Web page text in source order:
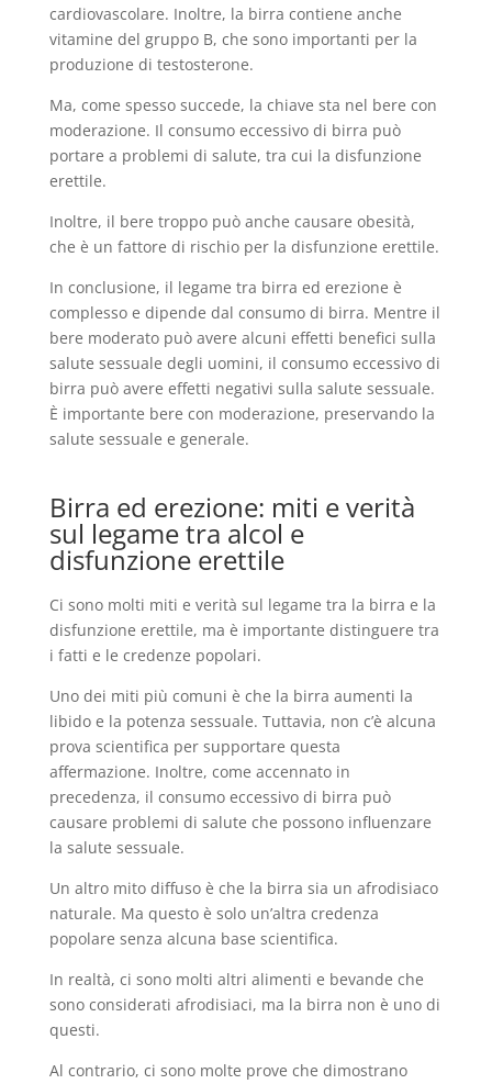
cardiovascolare. Inoltre, la birra contiene anche
vitamine del gruppo B, che sono importanti per la
produzione di testosterone.
Ma, come spesso succede, la chiave sta nel bere con
moderazione. Il consumo eccessivo di birra può
portare a problemi di salute, tra cui la disfunzione
erettile.
Inoltre, il bere troppo può anche causare obesità,
che è un fattore di rischio per la disfunzione erettile.
In conclusione, il legame tra birra ed erezione è
complesso e dipende dal consumo di birra. Mentre il
bere moderato può avere alcuni effetti benefici sulla
salute sessuale degli uomini, il consumo eccessivo di
birra può avere effetti negativi sulla salute sessuale.
È importante bere con moderazione, preservando la
salute sessuale e generale.
Birra ed erezione: miti e verità
sul legame tra alcol e
disfunzione erettile
Ci sono molti miti e verità sul legame tra la birra e la
disfunzione erettile, ma è importante distinguere tra
i fatti e le credenze popolari.
Uno dei miti più comuni è che la birra aumenti la
libido e la potenza sessuale. Tuttavia, non c’è alcuna
prova scientifica per supportare questa
affermazione. Inoltre, come accennato in
precedenza, il consumo eccessivo di birra può
causare problemi di salute che possono influenzare
la salute sessuale.
Un altro mito diffuso è che la birra sia un afrodisiaco
naturale. Ma questo è solo un’altra credenza
popolare senza alcuna base scientifica.
In realtà, ci sono molti altri alimenti e bevande che
sono considerati afrodisiaci, ma la birra non è uno di
questi.
Al contrario, ci sono molte prove che dimostrano